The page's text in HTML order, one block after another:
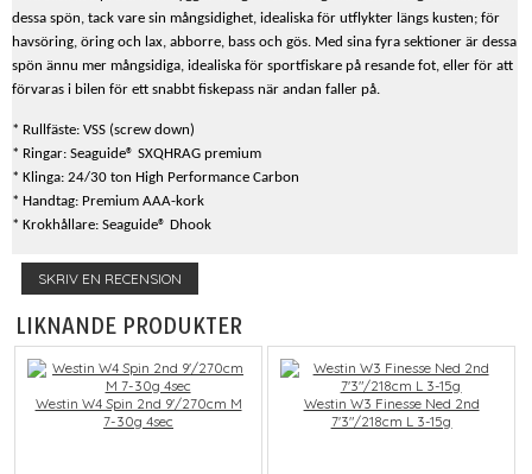
dessa spön, tack vare sin mångsidighet, idealiska för utflykter längs kusten; för
havsöring, öring och lax, abborre, bass och gös. Med sina fyra sektioner är dessa
spön ännu mer mångsidiga, idealiska för sportfiskare på resande fot, eller för att
förvaras i bilen för ett snabbt fiskepass när andan faller på.
* Rullfäste: VSS (screw down)
* Ringar: Seaguide® SXQHRAG premium
* Klinga: 24/30 ton High Performance Carbon
* Handtag: Premium AAA-kork
* Krokhållare: Seaguide® Dhook
SKRIV EN RECENSION
LIKNANDE PRODUKTER
Westin W4 Spin 2nd 9'/270cm M
7-30g 4sec
Westin W3 Finesse Ned 2nd
7'3"/218cm L 3-15g